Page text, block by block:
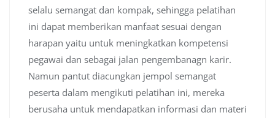
selalu semangat dan kompak, sehingga pelatihan
ini dapat memberikan manfaat sesuai dengan
harapan yaitu untuk meningkatkan kompetensi
pegawai dan sebagai jalan pengembanagn karir.
Namun pantut diacungkan jempol semangat
peserta dalam mengikuti pelatihan ini, mereka
berusaha untuk mendapatkan informasi dan materi